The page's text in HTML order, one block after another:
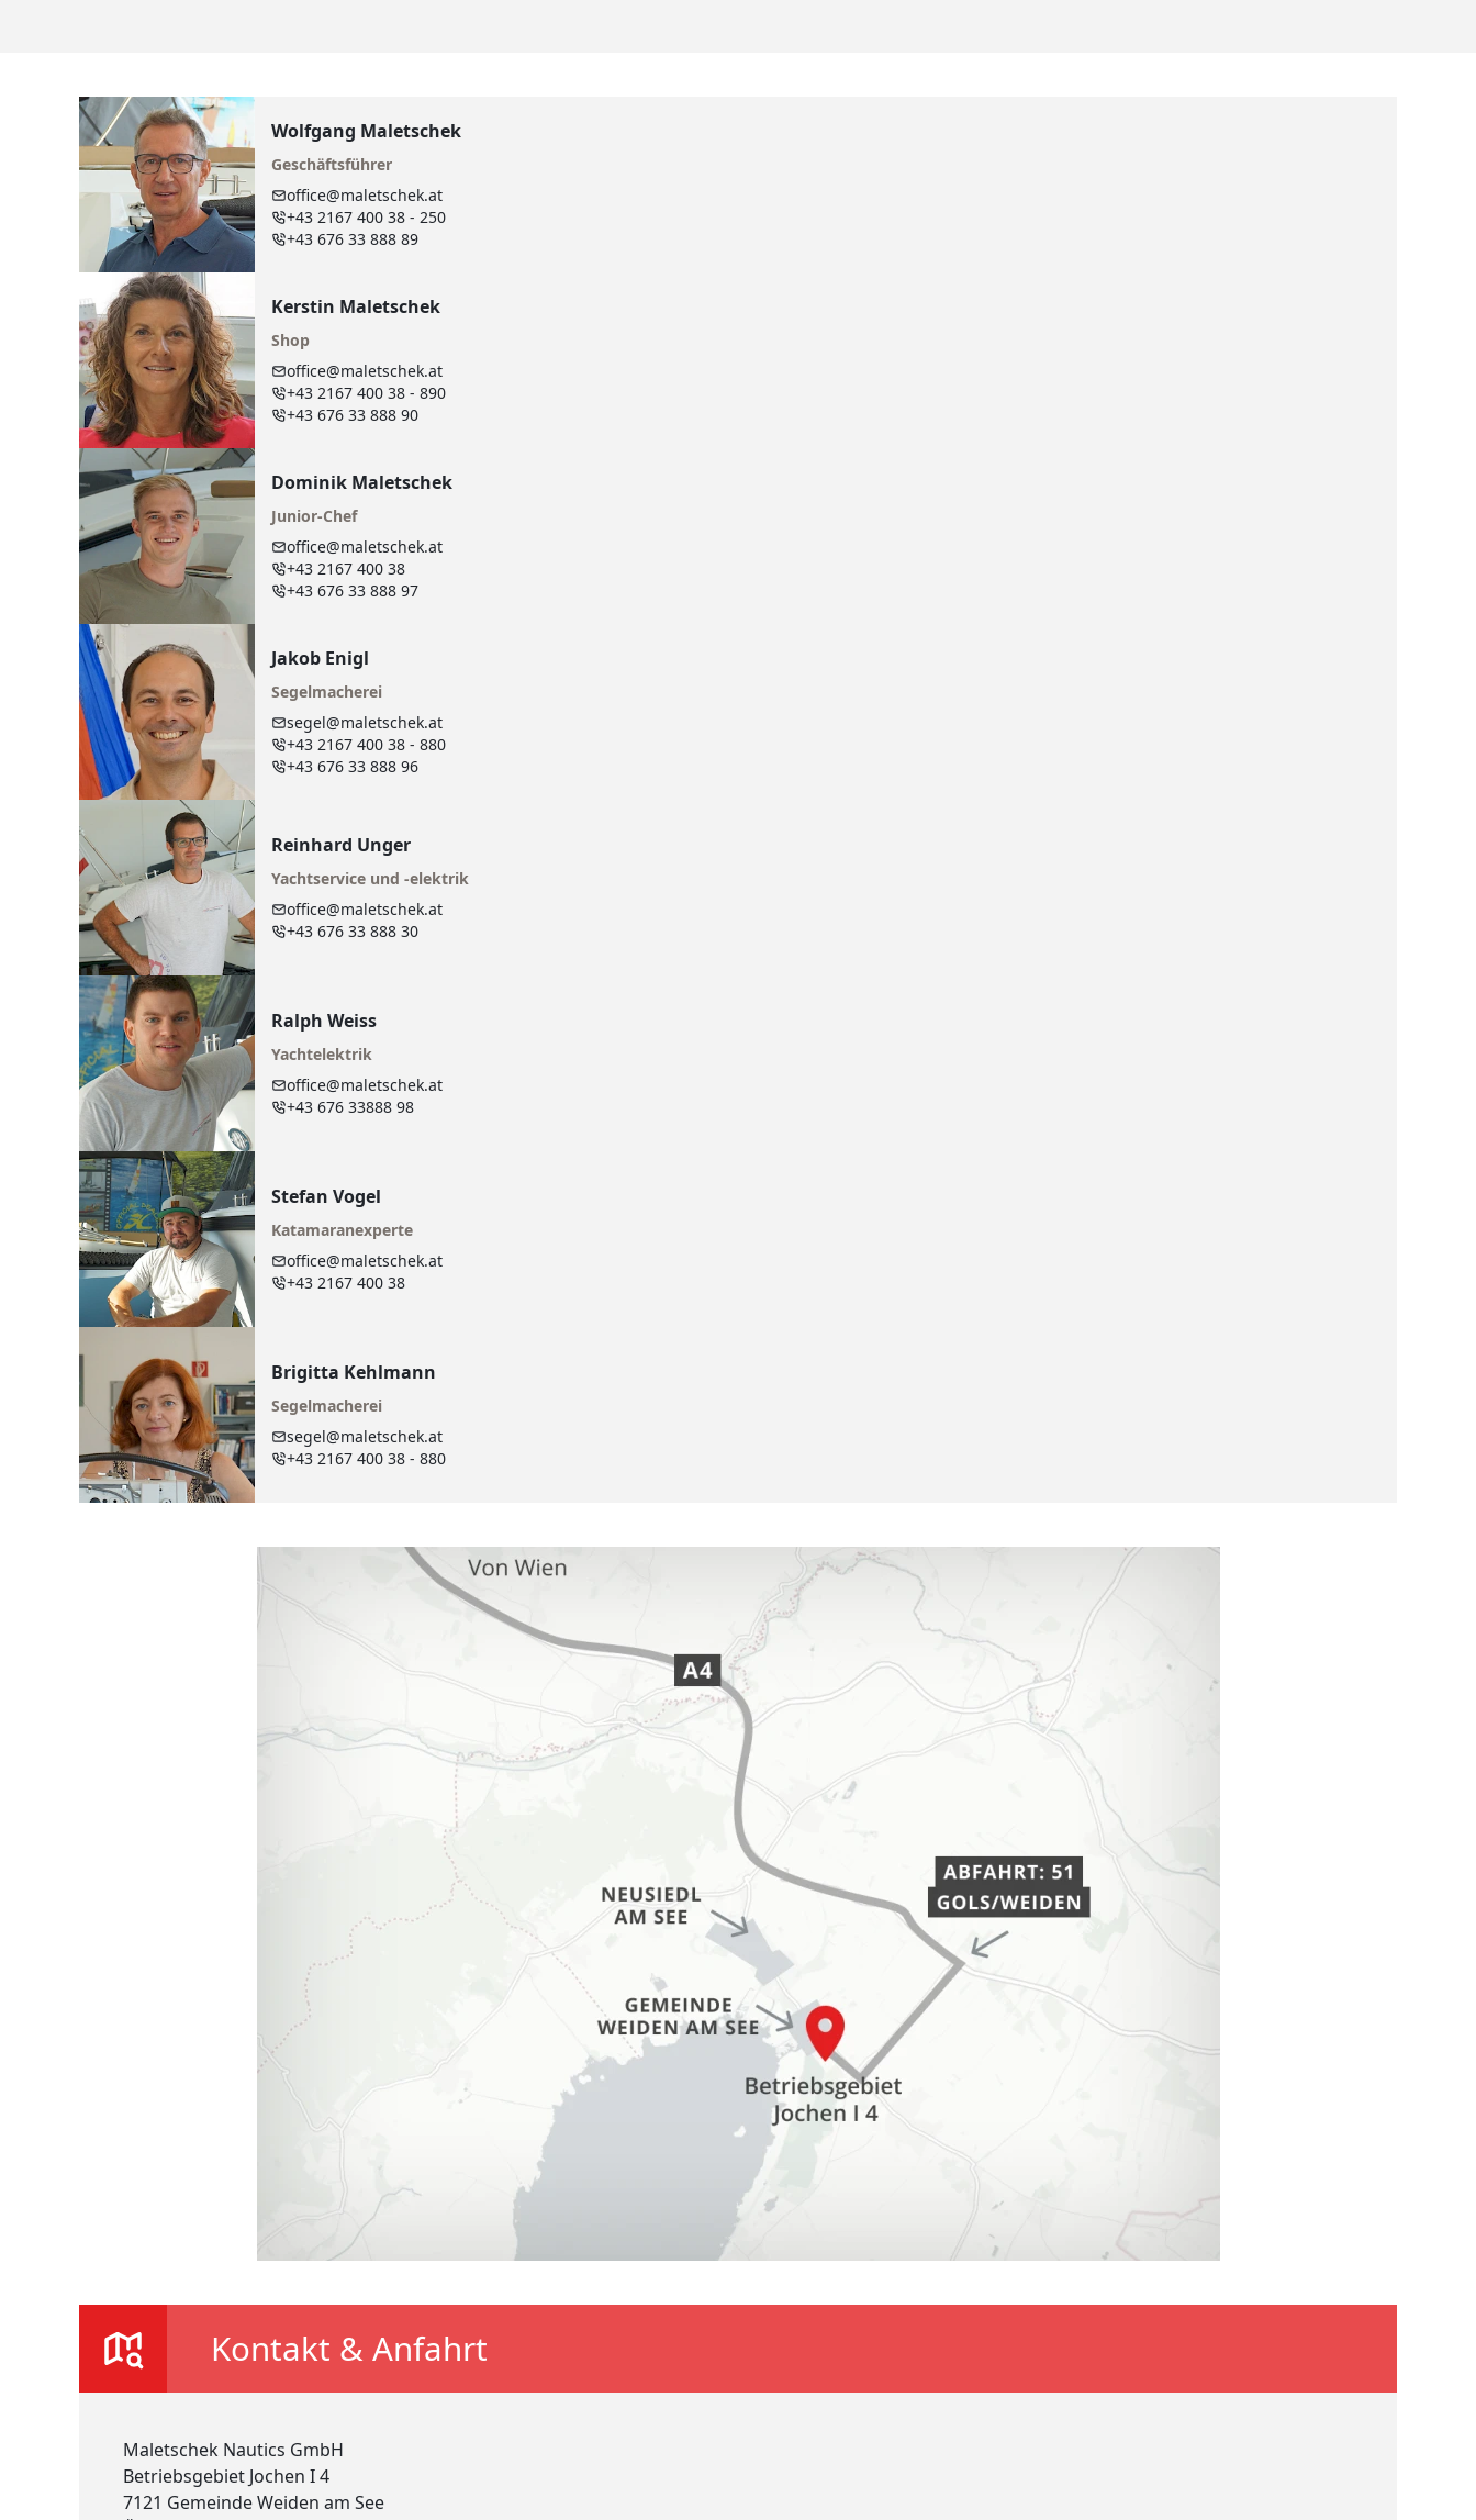
Wolfgang Maletschek
Geschäftsführer
office@maletschek.at
+43 2167 400 38 - 250
+43 676 33 888 89
Kerstin Maletschek
Shop
office@maletschek.at
+43 2167 400 38 - 890
+43 676 33 888 90
Dominik Maletschek
Junior-Chef
office@maletschek.at
+43 2167 400 38
+43 676 33 888 97
Jakob Enigl
Segelmacherei
segel@maletschek.at
+43 2167 400 38 - 880
+43 676 33 888 96
Reinhard Unger
Yachtservice und -elektrik
office@maletschek.at
+43 676 33 888 30
Ralph Weiss
Yachtelektrik
office@maletschek.at
+43 676 33888 98
Stefan Vogel
Katamaranexperte
office@maletschek.at
+43 2167 400 38
Brigitta Kehlmann
Segelmacherei
segel@maletschek.at
+43 2167 400 38 - 880
Kontakt & Anfahrt
Maletschek Nautics GmbH
Betriebsgebiet Jochen I 4
7121 Gemeinde Weiden am See